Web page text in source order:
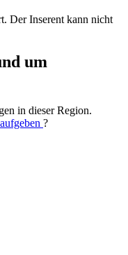
Der Inserent kann nicht
um
in dieser Region.
?